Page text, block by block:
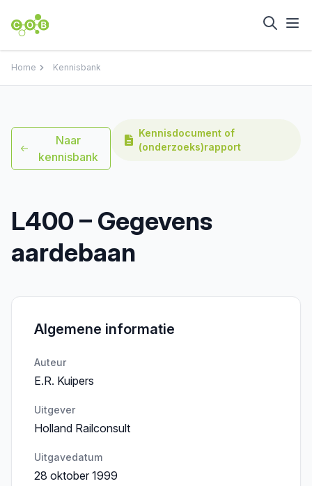
Home Kennisbank
Naar
kennisbank
Kennisdocument of
(onderzoeks)rapport
L400 – Gegevens
aardebaan
Algemene informatie
Auteur
E.R. Kuipers
Uitgever
Holland Railconsult
Uitgavedatum
28 oktober 1999